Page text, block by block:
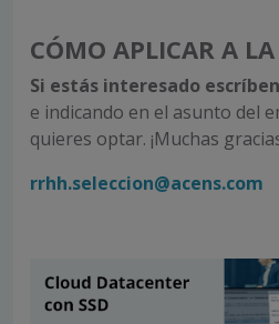
CÓMO APLICAR A
Si estás interesado
e indicando en el asunto del
quieres optar. ¡Muchas
rrhh.seleccion@acens.com